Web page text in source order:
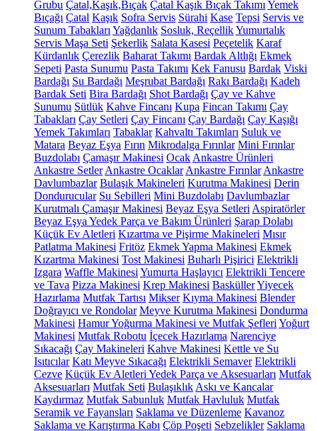
Grubu Çatal,Kaşık,Bıçak Çatal Kaşık Bıçak Takımı Yemek
Bıçağı Çatal Kaşık Sofra Servis Sürahi Kase Tepsi Servis ve
Sunum Tabakları Yağdanlık Sosluk, ReçellikYumurtalık
Servis Maşa Seti Şekerlik Salata Kasesi Peçetelik Karaf
Kürdanlık Çerezlik Baharat Takımı Bardak Altlığı Ekmek
Sepeti Pasta Sunumu Pasta Takımı Kek Fanusu Bardak Viski
Bardağı Su Bardağı Meşrubat Bardağı Rakı Bardağı Kadeh
Bardak Seti Bira Bardağı Shot Bardağı Çay ve Kahve
Sunumu Sütlük Kahve Fincanı Kupa Fincan Takımı Çay
Tabakları Çay Setleri Çay Fincanı Çay Bardağı Çay Kaşığı
Yemek Takımları Tabaklar Kahvaltı Takımları Suluk ve
Matara Beyaz Eşya Fırın Mikrodalga Fırınlar Mini Fırınlar
Buzdolabı Çamaşır Makinesi Ocak Ankastre Ürünleri
Ankastre Setler Ankastre Ocaklar Ankastre Fırınlar Ankastre
Davlumbazlar Bulaşık Makineleri Kurutma Makinesi Derin
Dondurucular Su Sebilleri Mini Buzdolabı Davlumbazlar
Kurutmalı Çamaşır Makinesi Beyaz Eşya Setleri Aspiratörler
Beyaz Eşya Yedek Parça ve Bakım Ürünleri Şarap Dolabı
Küçük Ev Aletleri Kızartma ve Pişirme Makineleri Mısır
Patlatma Makinesi Fritöz Ekmek Yapma Makinesi Ekmek
Kızartma Makinesi Tost Makinesi Buharlı Pişirici Elektrikli
Izgara Waffle Makinesi Yumurta Haşlayıcı Elektrikli Tencere
ve Tava Pizza Makinesi Krep Makinesi BasküllerYiyecek
Hazırlama Mutfak Tartısı Mikser Kıyma Makinesi Blender
Doğrayıcı ve Rondolar Meyve Kurutma Makinesi Dondurma
Makinesi Hamur Yoğurma Makinesi ve Mutfak Şefleri Yoğurt
Makinesi Mutfak Robotu İçecek Hazırlama Narenciye
Sıkacağı Çay Makineleri Kahve Makinesi Kettle ve Su
Isıtıcılar Katı Meyve Sıkacağı Elektrikli Semaver Elektrikli
Cezve Küçük Ev Aletleri Yedek Parça ve Aksesuarları Mutfak
Aksesuarları Mutfak Seti Bulaşıklık Askı ve Kancalar
Kaydırmaz Mutfak Sabunluk Mutfak Havluluk Mutfak
Seramik ve Fayansları Saklama ve Düzenleme Kavanoz
Saklama ve Karıştırma Kabı Çöp Poşeti Sebzelikler Saklama